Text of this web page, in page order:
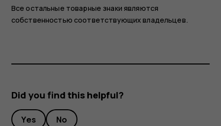
Все остальные товарные знаки являются
собственностью соответствующих владельцев.
Did you find this helpful?
Yes No